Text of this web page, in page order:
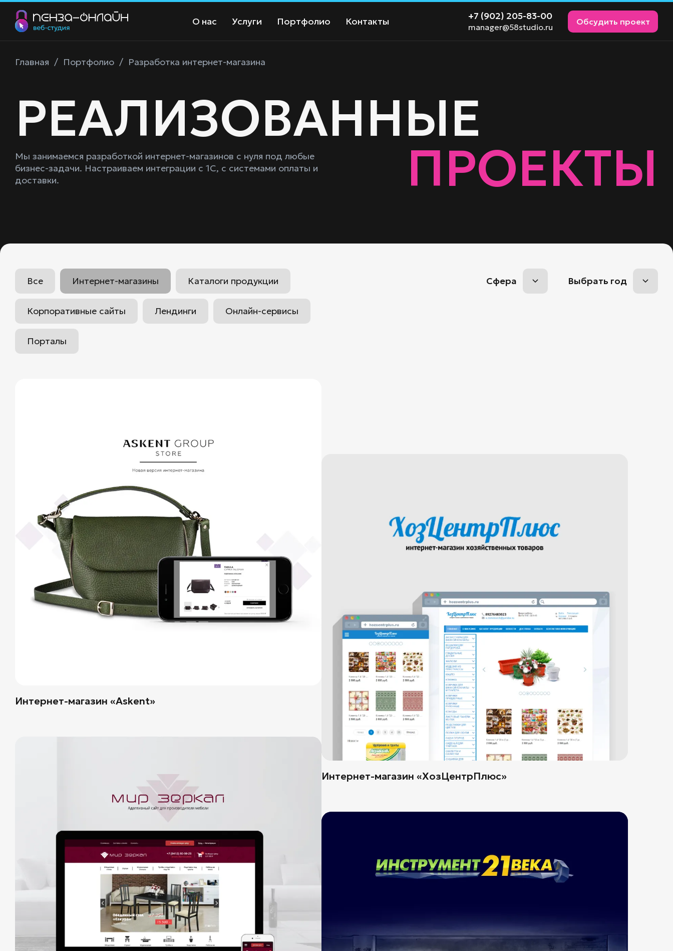
О нас Услуги Портфолио Контакты +7 (902) 205-83-00
manager@58studio.ru
Обсудить проект
Главная / Портфолио / Разработка интернет-магазина
РЕАЛИЗОВАННЫЕ
ПРОЕКТЫ
Мы занимаемся разработкой интернет-магазинов с нуля под любые
бизнес-задачи. Настраиваем интеграции с 1С, с системами оплаты и
доставки.
Все Интернет-магазины Каталоги продукции
Корпоративные сайты Лендинги Онлайн-сервисы
Порталы
Сфера Выбрать год
Интернет-магазин «Askent»
Интернет-магазин «ХозЦентрПлюс»